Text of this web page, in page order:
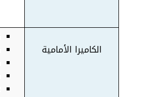
الكاميرا الأمامية